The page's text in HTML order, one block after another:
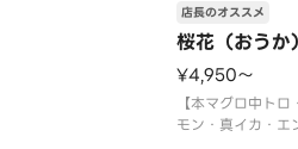
※写真は5人前です
桜花（おうか）
店長のオススメ
¥4,950〜
【本マグロ中ト
モン・真イカ・エ